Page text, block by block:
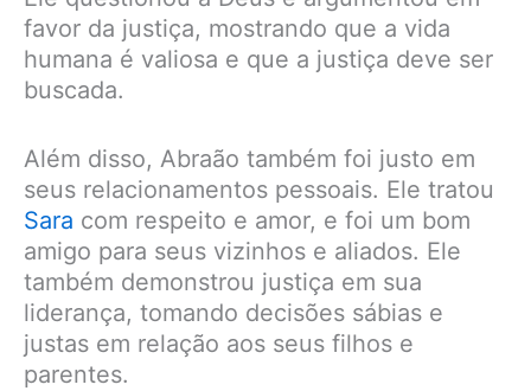
favor da justiça, mostrando que a vida
humana é valiosa e que a justiça deve ser
buscada.
Além disso, Abraão também foi justo em
seus relacionamentos pessoais. Ele tratou
Sara com respeito e amor, e foi um bom
amigo para seus vizinhos e aliados. Ele
também demonstrou justiça em sua
liderança, tomando decisões sábias e
justas em relação aos seus filhos e
parentes.